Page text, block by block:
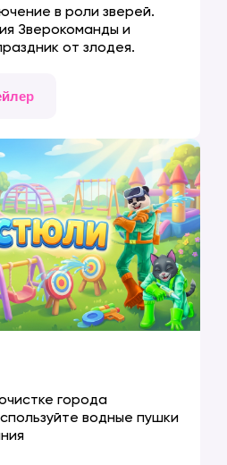
в роли зверей.
Зверокоманды и
от злодея.
города
водные пушки
рассылку
данных
рассылку
данных